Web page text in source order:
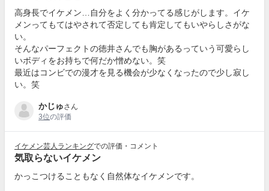
高身長でイケメン…自分をよく分かってる感じがします。イケ
メンってもてはやされて否定しても肯定してもいやらしさがな
い。
そんなパーフェクトの徳井さんでも胸があるっていう可愛らし
いボディをお持ちで何だか憎めない。笑
最近はコンビでの漫才を見る機会が少なくなったので少し寂し
い。笑
かじゅさん
3位の評価
イケメン芸人ランキングでの評価・コメント
気取らないイケメン
かっこつけることもなく自然体なイケメンです。